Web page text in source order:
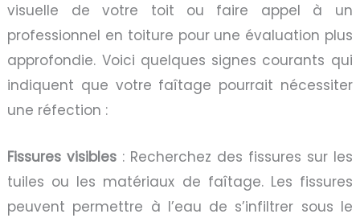
visuelle de votre toit ou faire appel à un
professionnel en toiture pour une évaluation plus
approfondie. Voici quelques signes courants qui
indiquent que votre faîtage pourrait nécessiter
une réfection :
Fissures visibles : Recherchez des fissures sur les
tuiles ou les matériaux de faîtage. Les fissures
peuvent permettre à l’eau de s’infiltrer sous le